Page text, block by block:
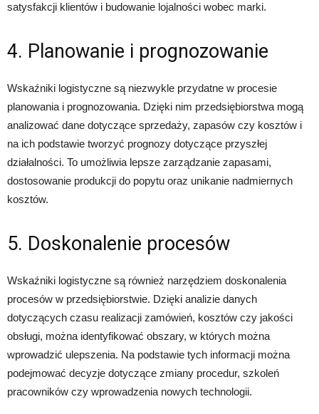
satysfakcji klientów i budowanie lojalności wobec marki.
4. Planowanie i prognozowanie
Wskaźniki logistyczne są niezwykle przydatne w procesie
planowania i prognozowania. Dzięki nim przedsiębiorstwa mogą
analizować dane dotyczące sprzedaży, zapasów czy kosztów i
na ich podstawie tworzyć prognozy dotyczące przyszłej
działalności. To umożliwia lepsze zarządzanie zapasami,
dostosowanie produkcji do popytu oraz unikanie nadmiernych
kosztów.
5. Doskonalenie procesów
Wskaźniki logistyczne są również narzędziem doskonalenia
procesów w przedsiębiorstwie. Dzięki analizie danych
dotyczących czasu realizacji zamówień, kosztów czy jakości
obsługi, można identyfikować obszary, w których można
wprowadzić ulepszenia. Na podstawie tych informacji można
podejmować decyzje dotyczące zmiany procedur, szkoleń
pracowników czy wprowadzenia nowych technologii.